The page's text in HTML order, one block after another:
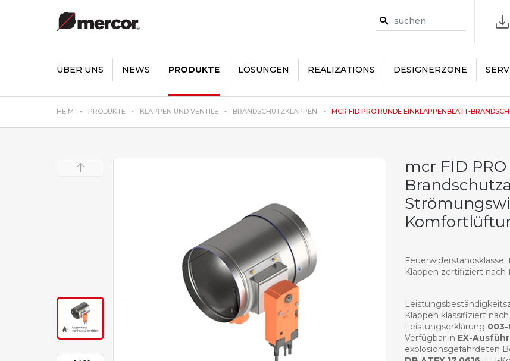
ÜBER UNS NEWS PRODUKTE LÖSUNGEN REALIZATIONS DESIGNERZONE
HEIM PRODUKTE KLAPPEN UND VENTILE BRANDSCHUTZKLAPPEN MCR FID PRO RUNDE EINKLAPPENBLATT-
mcr FID
Feuerwiderstandsklasse:
Klappen zertifiziert nach
Klappen klassifiziert nach
Leistungserklärung 003-
Verfügbar in EX-
explosionsgefährdeten